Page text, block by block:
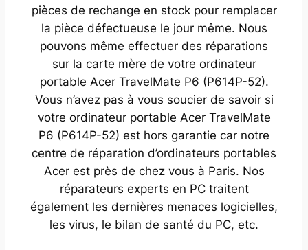
pièces de rechange en stock pour remplacer
la pièce défectueuse le jour même. Nous
pouvons même effectuer des réparations
sur la carte mère de votre ordinateur
portable Acer TravelMate P6 (P614P-52).
Vous n’avez pas à vous soucier de savoir si
votre ordinateur portable Acer TravelMate
P6 (P614P-52) est hors garantie car notre
centre de réparation d’ordinateurs portables
Acer est près de chez vous à Paris. Nos
réparateurs experts en PC traitent
également les dernières menaces logicielles,
les virus, le bilan de santé du PC, etc.